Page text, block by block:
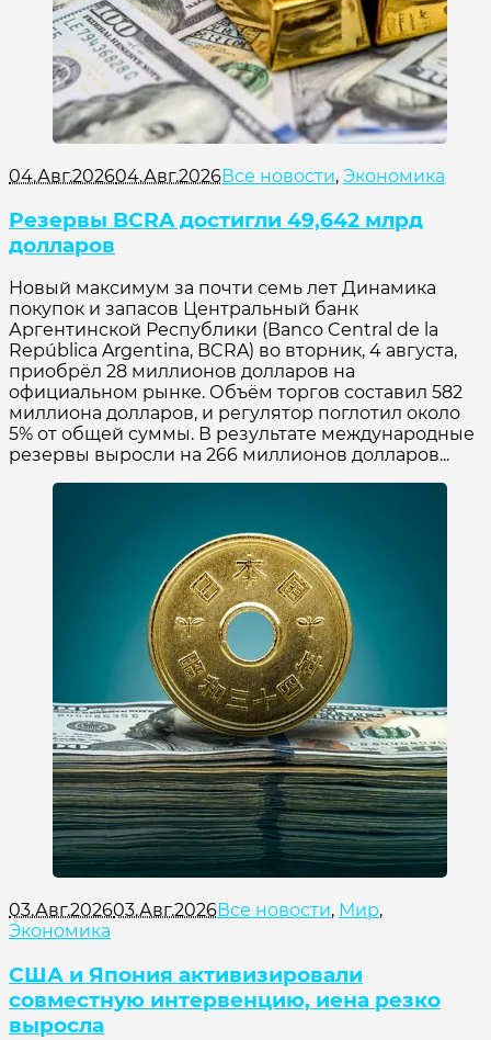
04.Авг.202604.Авг.2026Все новости, Экономика
Резервы BCRA достигли 49,642 млрд
долларов
Новый максимум за почти семь лет Динамика
покупок и запасов Центральный банк
Аргентинской Республики (Banco Central de la
República Argentina, BCRA) во вторник, 4 августа,
приобрёл 28 миллионов долларов на
официальном рынке. Объём торгов составил 582
миллиона долларов, и регулятор поглотил около
5% от общей суммы. В результате международные
резервы выросли на 266 миллионов долларов...
03.Авг.202603.Авг.2026Все новости, Мир,
Экономика
США и Япония активизировали
совместную интервенцию, иена резко
выросла